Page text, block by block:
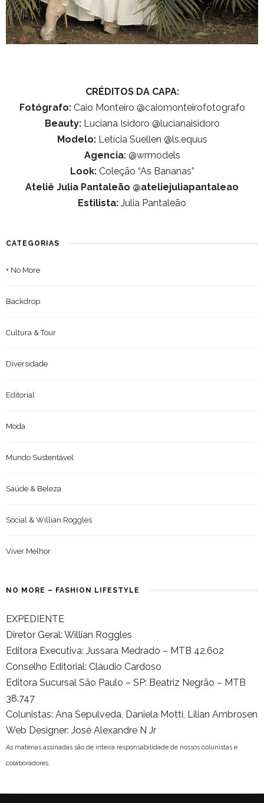
CRÉDITOS DA CAPA:
Fotógrafo:Caio Monteiro @caiomonteirofotografo
Beauty:Luciana Isidoro @lucianaisidoro
Modelo:Letícia Suellen @ls.equus
Agencia:@wrmodels
Look:Coleção “As Bananas”
Ateliê Julia Pantaleão @ateliejuliapantaleao
Estilista: Julia Pantaleão
CATEGORIAS
+ No More
Backdrop
Cultura & Tour
Diversidade
Editorial
Moda
Mundo Sustentável
Saúde & Beleza
Social & Willian Roggles
Viver Melhor
NO MORE – FASHION LIFESTYLE
EXPEDIENTE
Diretor Geral: Willian Roggles
Editora Executiva: Jussara Medrado – MTB 42.602
Conselho Editorial: Cláudio Cardoso
Editora Sucursal São Paulo – SP: Beatriz Negrão – MTB
38.747
Colunistas: Ana Sepulveda, Daniela Motti, Lilian Ambrosen
Web Designer: José Alexandre N Jr
As matérias assinadas são de inteira responsabilidade de nossos colunistas e
colaboradores.